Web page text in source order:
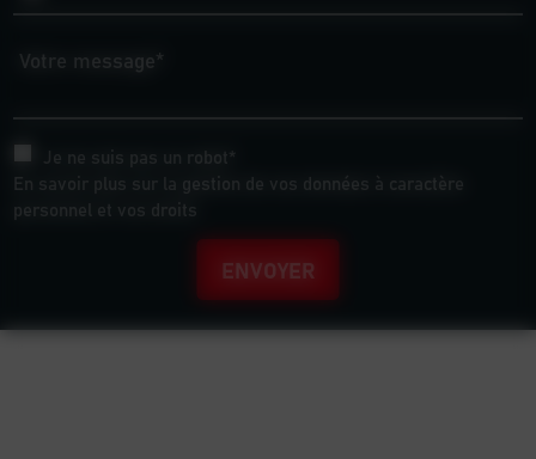
Votre message*
Je ne suis pas un robot*
En savoir plus sur la gestion de vos données à caractère
personnel et vos droits
ENVOYER